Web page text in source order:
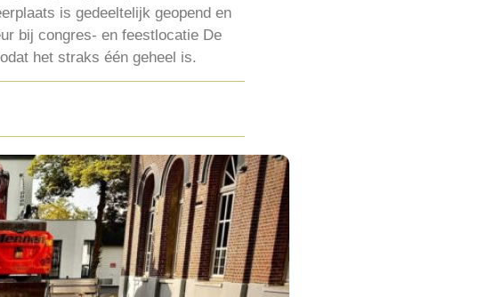
is gedeeltelijk geopend en
bij congres- en feestlocatie De
het straks één geheel is.